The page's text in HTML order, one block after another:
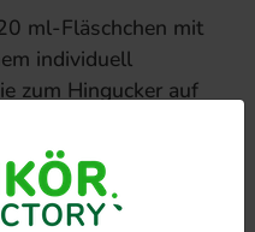
ml-Fläschchen mit
individuell
zum Hingucker auf
hochladen,
einzigartiges